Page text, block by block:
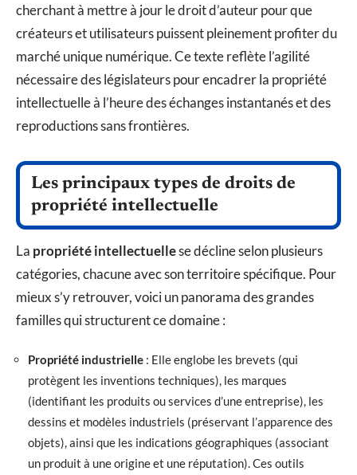
cherchant à mettre à jour le droit d’auteur pour que
créateurs et utilisateurs puissent pleinement profiter du
marché unique numérique. Ce texte reflète l’agilité
nécessaire des législateurs pour encadrer la propriété
intellectuelle à l’heure des échanges instantanés et des
reproductions sans frontières.
Les principaux types de droits de
propriété intellectuelle
La propriété intellectuellese décline selon plusieurs
catégories, chacune avec son territoire spécifique. Pour
mieux s’y retrouver, voici un panorama des grandes
familles qui structurent ce domaine :
Propriété industrielle : Elle englobe les brevets (qui
protègent les inventions techniques), les marques
(identifiant les produits ou services d’une entreprise), les
dessins et modèles industriels (préservant l’apparence des
objets), ainsi que les indications géographiques (associant
un produit à une origine et une réputation). Ces outils